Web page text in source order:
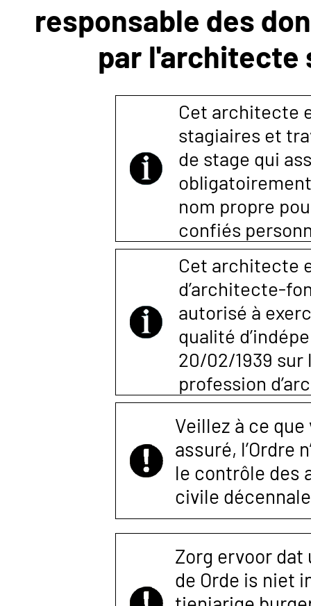
CONTACTER
responsable des
par l'architecte
Cet architecte
stagiaires et
de stage qui
nom propre
confiés
Cet architecte
d’architecte-
autorisé à
qualité
20/02/1939
profession
Veillez à ce
assuré, l’Ordre
le contrôle des
civile
Zorg ervoor
de Orde is niet